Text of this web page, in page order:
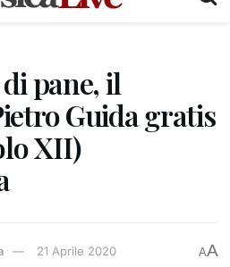
pane, il
Guida gratis
XII)
21 Aprile 2020 AA